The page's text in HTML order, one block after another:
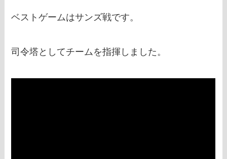
ベストゲームはサンズ戦です。
司令塔としてチームを指揮しました。